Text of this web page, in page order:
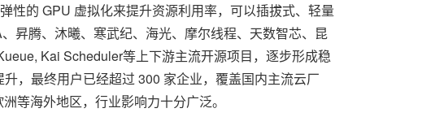
性的 GPU 虚拟化来提升资源利用率，可以插拔式、轻量
昇腾、沐曦、寒武纪、海光、摩尔线程、天数智芯、昆
Kai Scheduler等上下游主流开源项目，逐步形成稳
，最终用户已经超过 300 家企业，覆盖国内主流云厂
等海外地区，行业影响力十分广泛。